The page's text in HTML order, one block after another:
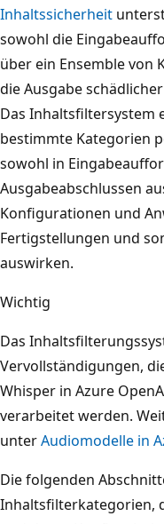
Inhaltssicherheit
sowohl die
über ein Ensemble von
die Ausgabe
Das
bestimmte Kategorien
sowohl in
Ausgabeabschlussen
Konfigurationen und
Fertigstellungen und
auswirken.
Wichtig
Das
Vervollständigungen,
Whisper in Azure
verarbeitet werden.
unterAudiomodelle in
Die folgenden
Inhaltsfilterkategorien,